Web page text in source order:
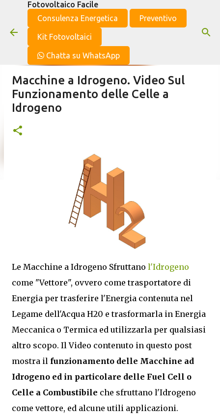
Passa ai contenuti principali
Fotovoltaico Facile
Consulenza Energetica
Preventivo
Kit Fotovoltaici
Chatta su WhatsApp
Macchine a Idrogeno. Video Sul
Funzionamento delle Celle a
Idrogeno
Le Macchine a Idrogeno Sfruttano l'Idrogeno
come "Vettore", ovvero come trasportatore di
Energia per trasferire l'Energia contenuta nel
Legame dell'Acqua H20 e trasformarla in Energia
Meccanica o Termica ed utilizzarla per qualsiasi
altro scopo. Il Video contenuto in questo post
mostra il funzionamento delle Macchine ad
Idrogeno ed in particolare delle Fuel Cell o
Celle a Combustibile che sfruttano l'Idrogeno
come vettore, ed alcune utili applicazioni.